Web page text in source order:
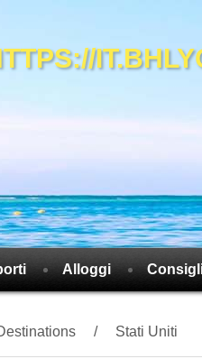
Alloggi
Stati Uniti